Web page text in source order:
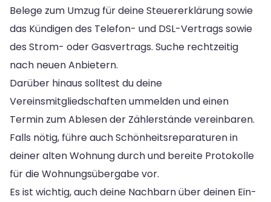
Belege zum Umzug für deine Steuererklärung sowie
das Kündigen des Telefon- und DSL-Vertrags sowie
des Strom- oder Gasvertrags. Suche rechtzeitig
nach neuen Anbietern.
Darüber hinaus solltest du deine
Vereinsmitgliedschaften ummelden und einen
Termin zum Ablesen der Zählerstände vereinbaren.
Falls nötig, führe auch Schönheitsreparaturen in
deiner alten Wohnung durch und bereite Protokolle
für die Wohnungsübergabe vor.
Es ist wichtig, auch deine Nachbarn über deinen Ein-